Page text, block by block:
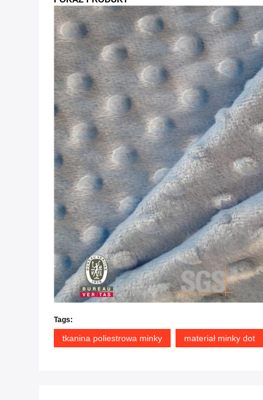
Tags:
tkanina poliestrowa minky materiał minky dot